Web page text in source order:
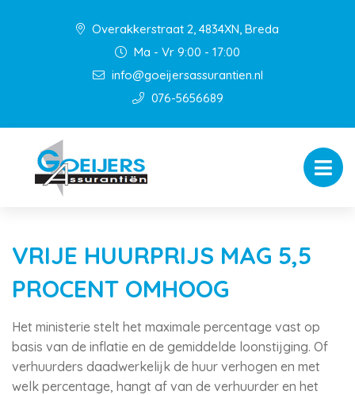
Overakkerstraat 2, 4834XN, Breda
Ma - Vr 9:00 - 17:00
info@goeijersassurantien.nl
076-5656689
VRIJE HUURPRIJS MAG 5,5
PROCENT OMHOOG
Het ministerie stelt het maximale percentage vast op
basis van de inflatie en de gemiddelde loonstijging. Of
verhuurders daadwerkelijk de huur verhogen en met
welk percentage, hangt af van de verhuurder en het